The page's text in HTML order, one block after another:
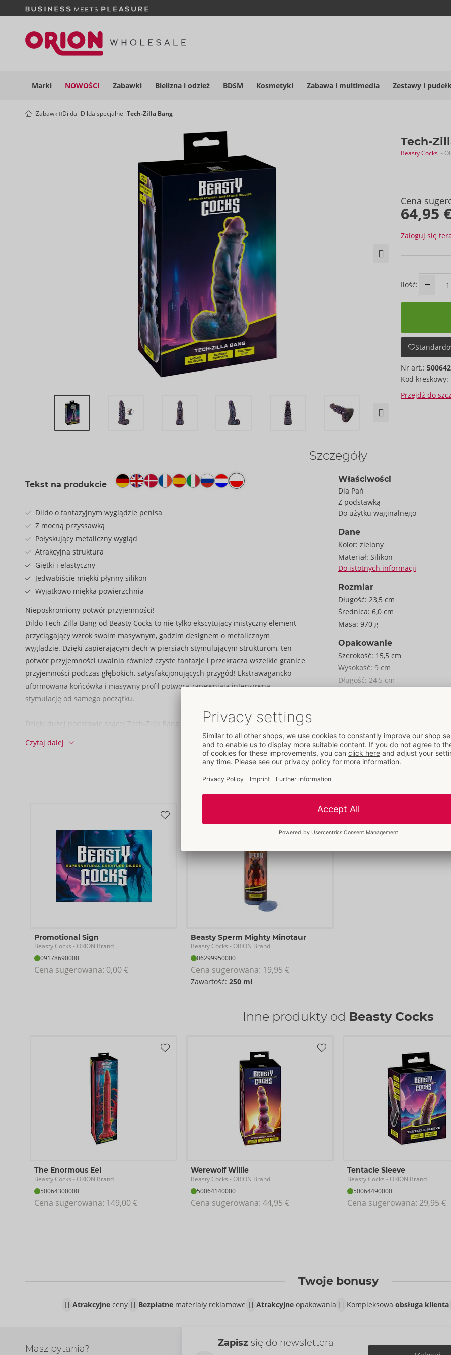
Marki NOWOŚCI Zabawki Bielizna i odzież BDSM Kosmetyki Zabawa i multimedia Zestawy i
Zabawki Dilda Dilda specjalne Tech-Zilla Bang
Tech-
Beasty Cocks -
Cena
64,95
Zaloguj się
Ilość:
Nr art.:
Kod kreskowy:
Przejdź do
Szczegóły
Tekst na produkcie
Dildo o fantazyjnym wyglądzie penisa
Z mocną przyssawką
Połyskujący metaliczny wygląd
Atrakcyjna struktura
Giętki i elastyczny
Jedwabiście miękki płynny silikon
Wyjątkowo miękka powierzchnia
Nieposkromiony potwór przyjemności!
Dildo Tech-Zilla Bang od Beasty Cocks to nie tylko ekscytujący mistyczny element
przyciągający wzrok swoim masywnym, gadzim designem o metalicznym
wyglądzie. Dzięki zapierającym dech w piersiach stymulującym strukturom, ten
potwór przyjemności uwalnia również czyste fantazje i przekracza wszelkie granice
przyjemności podczas głębokich, satysfakcjonujących przygód! Ekstrawagancko
uformowana końcówka i masywny profil potwora zapewniają intensywną
stymulację od samego początku.
Dzięki dużej podstawie ssącej Tech-Zilla Bang przylega bezpiecznie do wszystkich
gładkich powierzchni nawet podczas dzikiej akcji i umożliwia bezkompromisową
zabawę bez użycia rąk. Nawet w strap-onach, potworne dildo pozostaje stabilne i
Wykonany z nieporowatego płynnego silikonu, Tech-Zilla Bang pozostaje
każdego rodzaju zabawy. Niezwykle miękka, błyszcząca powierzchnia zapewnia
gładki poślizg i podkreśla luksusowe uczucie przy każdym użyciu.
W misternie zadrukowanym dwustronnym opakowaniu: 1 x przód z wizerunkiem
produktu, 1 x przód z wizerunkiem stworzenia.
Całkowita długość 23,5 cm, długość wkładki 19,3 cm, Ø maks. 6 cm.
Waga 767 g.
Czytaj dalej
Właściwości
Dla Pań
Z podstawką
Do użytku waginalnego
Dane
Kolor: zielony
Materiał: Silikon
Do istotnych informacji
Rozmiar
Długość: 23,5 cm
Średnica: 6,0 cm
Masa: 970 g
Opakowanie
Szerokość: 15,5 cm
Wysokość: 9 cm
Długość: 24,5 cm
Kod kreskowy: 4024144675166
13)
Numer taryfy celnej: 90191090
Produkty polecane do tego artykułu
Promotional Sign
Beasty Cocks - ORION Brand
09178690000
Cena sugerowana: 0,00 €
Beasty Sperm Mighty Minotaur
Beasty Cocks - ORION Brand
06299950000
Cena sugerowana: 19,95 €
Zawartość: 250 ml
Inne produkty od Beasty Cocks
The Enormous Eel
Beasty Cocks - ORION Brand
50064300000
Cena sugerowana: 149,00 €
Werewolf Willie
Beasty Cocks - ORION Brand
50064140000
Cena sugerowana: 44,95 €
Tentacle Sleeve
Beasty Cocks - ORION Brand
50064490000
Cena sugerowana: 29,95 €
Twoje bonusy
Atrakcyjneceny Bezpłatnemateriały reklamowe Atrakcyjneopakowania Kompleksowa obsługa klienta
Masz pytania?
Zapisz się do newslettera